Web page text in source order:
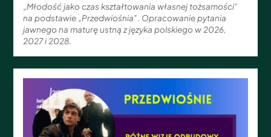
„Młodość jako czas kształtowania własnej tożsamości”
na podstawie „Przedwiośnia”. Opracowanie pytania
jawnego na maturę ustną z języka polskiego w 2026,
2027 i 2028.